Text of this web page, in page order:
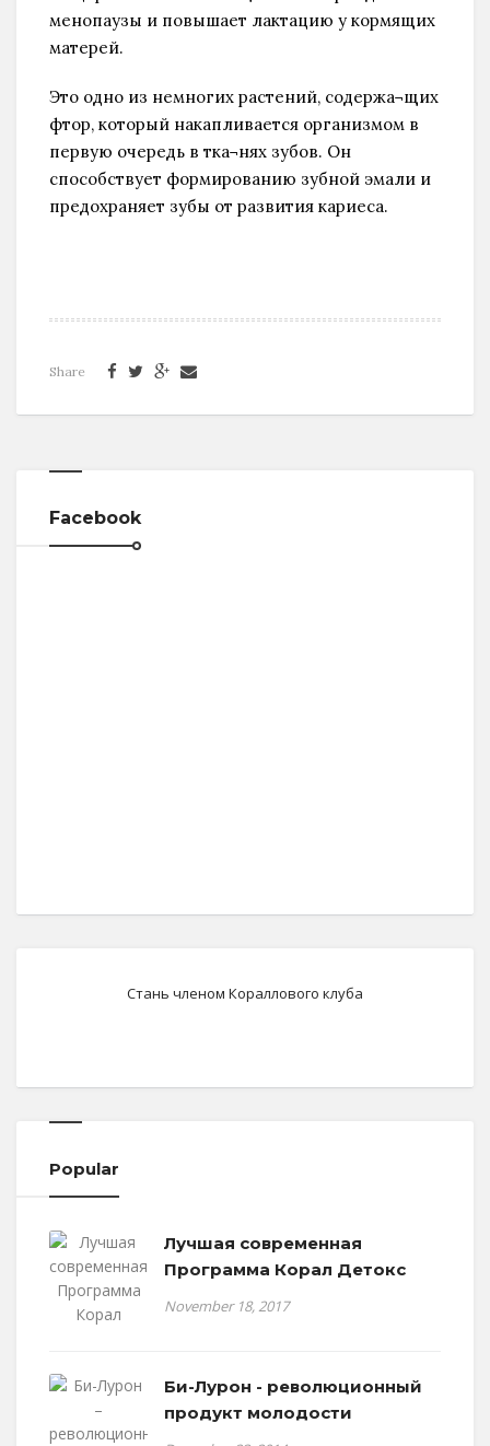
менопаузы и повышает лактацию у кормящих
матерей.
Это одно из немногих растений, содержа¬щих
фтор, который накапливается организмом в
первую очередь в тка¬нях зубов. Он
способствует формированию зубной эмали и
предохраняет зубы от развития кариеса.
Share
Facebook
Стань членом Кораллового клуба
Popular
Лучшая современная
Программа Корал Детокс
November 18, 2017
Би-Лурон - революционный
продукт молодости